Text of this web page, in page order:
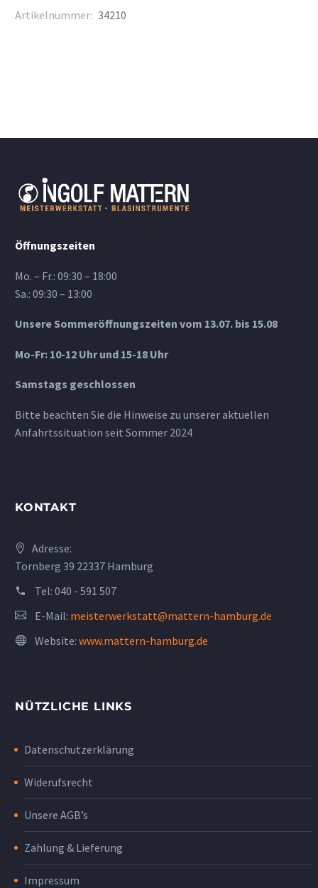
Artikelnummer: 34210
Öffnungszeiten
Mo. – Fr.: 09:30 – 18:00
Sa.: 09:30 – 13:00
Unsere Sommeröffnungszeiten vom 13.07. bis 15.08
Mo-Fr: 10-12 Uhr und 15-18 Uhr
Samstags geschlossen
Bitte beachten Sie die Hinweise zu unserer aktuellen
Anfahrtssituation seit Sommer 2024
KONTAKT
Adresse:
Tornberg 39 22337 Hamburg
Tel: 040 - 591 507
E-Mail: meisterwerkstatt@mattern-hamburg.de
Website: www.mattern-hamburg.de
NÜTZLICHE LINKS
Datenschutzerklärung
Widerufsrecht
Unsere AGB’s
Zahlung & Lieferung
Impressum